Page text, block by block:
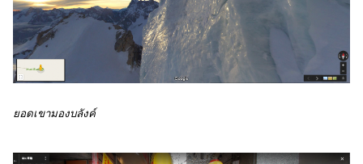
ยอดเขามองบลังค์